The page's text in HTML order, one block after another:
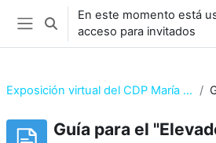
Salta al contenido principal
Panel lateral
Selector de búsqueda de
En este momento está
acceso para invitados
Exposición virtual del CDP María Auxiliadora
Guía para el